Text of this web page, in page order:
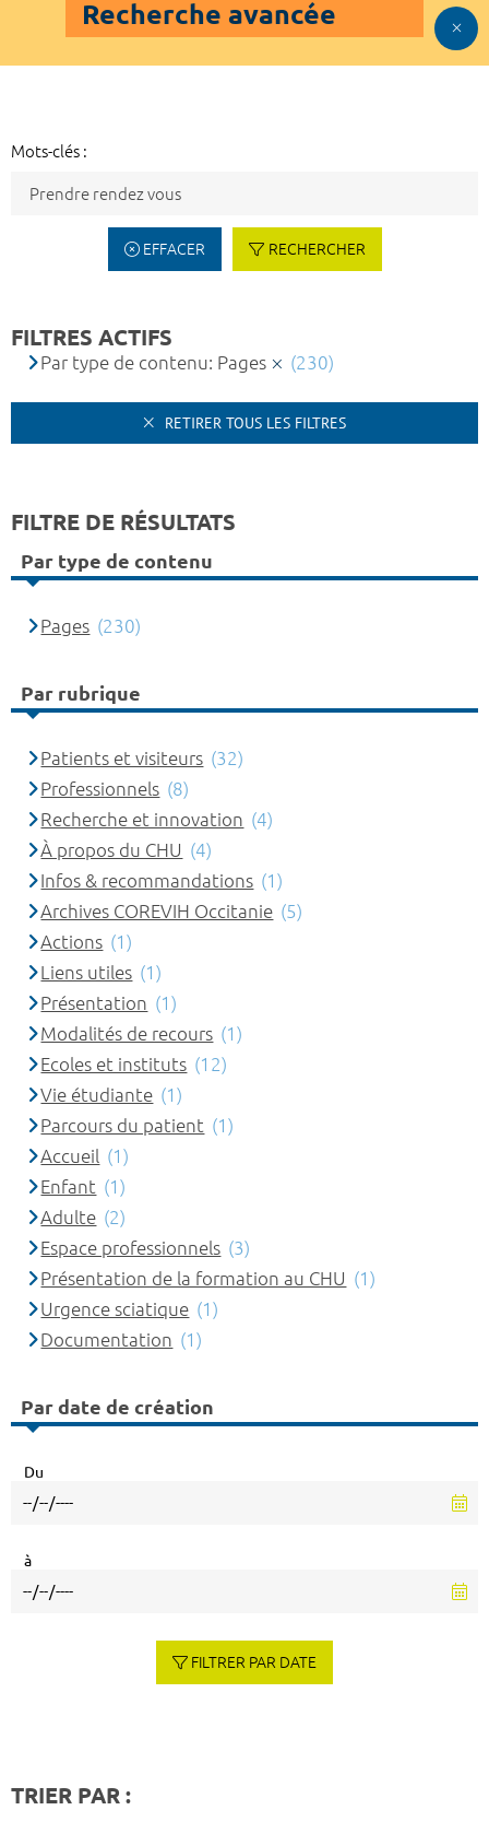
Recherche avancée
Mots-clés :
EFFACER RECHERCHER
FILTRES ACTIFS
Par type de contenu: Pages (230)
RETIRER TOUS LES FILTRES
FILTRE DE RÉSULTATS
Par type de contenu
Pages (230)
Par rubrique
Patients et visiteurs (32)
Professionnels (8)
Recherche et innovation (4)
À propos du CHU (4)
Infos & recommandations (1)
Archives COREVIH Occitanie (5)
Actions (1)
Liens utiles (1)
Présentation (1)
Modalités de recours (1)
Ecoles et instituts (12)
Vie étudiante (1)
Parcours du patient (1)
Accueil (1)
Enfant (1)
Adulte (2)
Espace professionnels (3)
Présentation de la formation au CHU (1)
Urgence sciatique (1)
Documentation (1)
Par date de création
Du
à
FILTRER PAR DATE
TRIER PAR :